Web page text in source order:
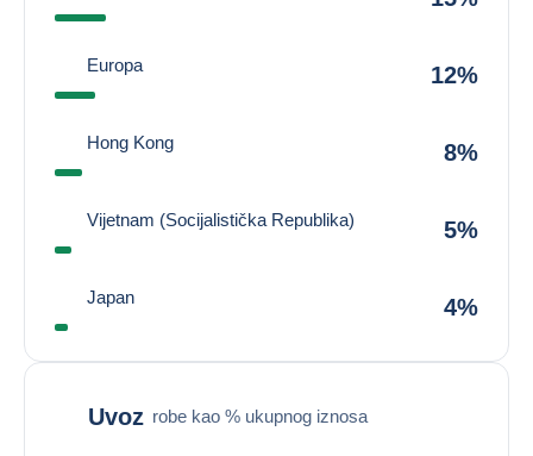
Europa 12%
Hong Kong 8%
Vijetnam (Socijalistička Republika) 5%
Japan 4%
Uvoz robe kao % ukupnog iznosa